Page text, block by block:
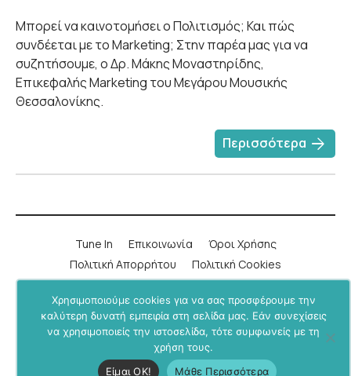
Μπορεί να καινοτομήσει ο Πολιτισμός; Και πώς
συνδέεται με το Marketing; Στην παρέα μας για να
συζητήσουμε, ο Δρ. Μάκης Μοναστηρίδης,
Επικεφαλής Marketing του Μεγάρου Μουσικής
Θεσσαλονίκης.
Περισσότερα arrow_forward
Tune In Επικοινωνία
Όροι Χρήσης
Πολιτική Απορρήτου
Πολιτική Cookies
LinkedInInstagramYouTubeFacebook
Υποστήριξε μας μέσα από τοBU+ στο Patreon .
Business Undercover © 2019-2026. All rights reserved.
Χρησιμοποιούμε cookies για να σας προσφέρουμε την
καλύτερη δυνατή εμπειρία στη σελίδα μας. Εάν συνεχίσεις
να χρησιμοποιείς την ιστοσελίδα, τότε συμφωνείς με τη
χρήση τους.
Είμαι ΟΚ!
Μάθε Περισσότερα